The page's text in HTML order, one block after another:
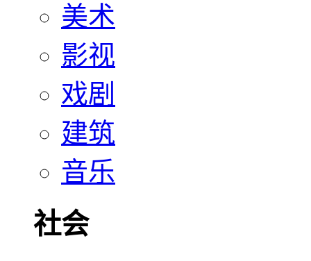
美术
影视
戏剧
建筑
音乐
社会